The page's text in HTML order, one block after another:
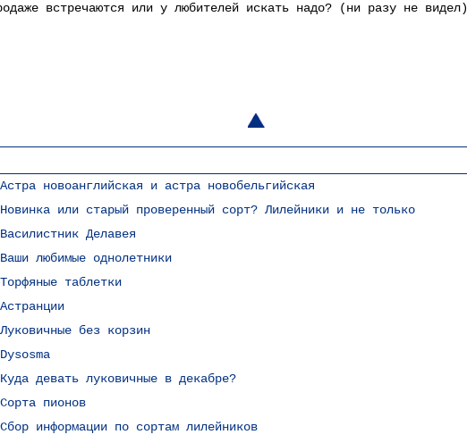
встречаются или у любителей искать надо? (ни разу не видел)
Астра новоанглийская и астра новобельгийская
Новинка или старый проверенный сорт? Лилейники и не только
Василистник Делавея
Ваши любимые однолетники
Торфяные таблетки
Астранции
Луковичные без корзин
Dysosma
Куда девать луковичные в декабре?
Сорта пионов
Сбор информации по сортам лилейников